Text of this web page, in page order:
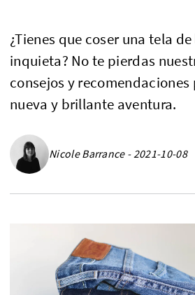
¿Tienes que coser una tela
inquieta? No te pierdas
consejos y
nueva y brillante aventura.
Nicole Barrance - 2021-10-08